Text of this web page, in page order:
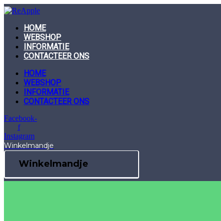
Skip
to
contentHOME
WEBSHOP
INFORMATIE
CONTACTEER ONS
HOME
WEBSHOP
INFORMATIE
CONTACTEER ONS
Facebook-
f
Instagram
Winkelmandje
Winkelmandje